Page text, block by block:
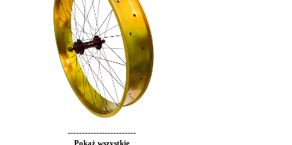
------------------------
Pokaż wszystkie